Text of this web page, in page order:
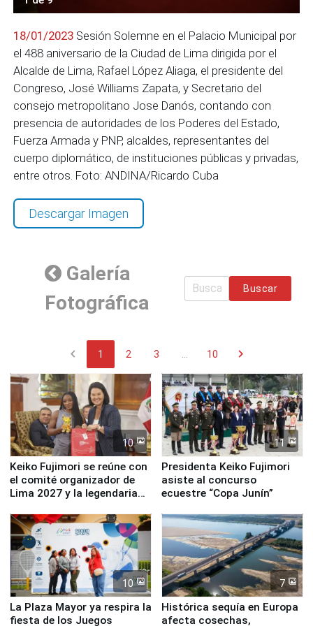
18/01/2023 Sesión Solemne en el Palacio Municipal por
el 488 aniversario de la Ciudad de Lima dirigida por el
Alcalde de Lima, Rafael López Aliaga, el presidente del
Congreso, José Williams Zapata, y Secretario del
consejo metropolitano Jose Danós, contando con
presencia de autoridades de los Poderes del Estado,
Fuerza Armada y PNP, alcaldes, representantes del
cuerpo diplomático, de instituciones públicas y privadas,
entre otros. Foto: ANDINA/Ricardo Cuba
Descargar Imagen
Galería
Fotográfica
Buscar
chevron_left 1 2 3 10 chevron_right
10
Keiko Fujimori se reúne con
el comité organizador de
Lima 2027 y la legendaria
11
Presidenta Keiko Fujimori
asiste al concurso
ecuestre “Copa Junín”
10
La Plaza Mayor ya respira la
fiesta de los Juegos
7
Histórica sequía en Europa
afecta cosechas,